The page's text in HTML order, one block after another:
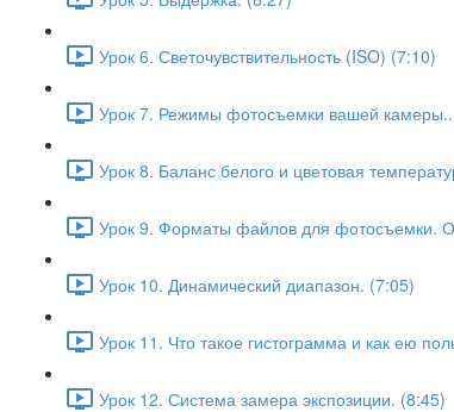
Урок 6. Светочувствительность (ISO) (7:10)
Урок 7. Режимы фотосъемки вашей
Урок 8. Баланс белого и цветовая
Урок 9. Форматы файлов для фотосъемки.
Урок 10. Динамический диапазон. (7:05)
Урок 11. Что такое гистограмма и как ею
Урок 12. Система замера экспозиции. (8:45)